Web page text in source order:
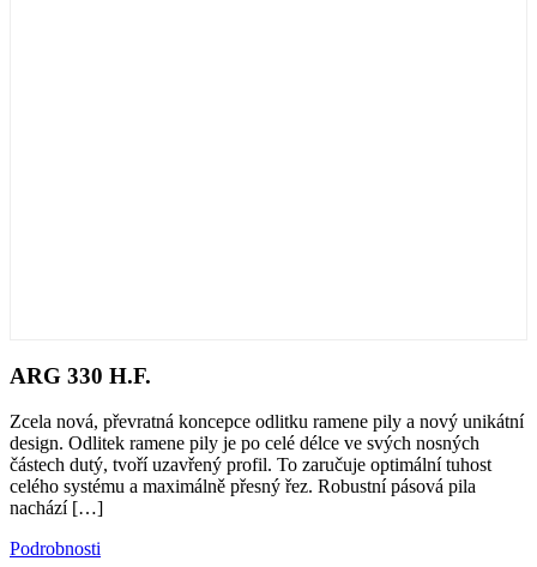
ARG 330 H.F.
Zcela nová, převratná koncepce odlitku ramene pily a nový unikátní
design. Odlitek ramene pily je po celé délce ve svých nosných
částech dutý, tvoří uzavřený profil. To zaručuje optimální tuhost
celého systému a maximálně přesný řez. Robustní pásová pila
nachází[…]
Podrobnosti